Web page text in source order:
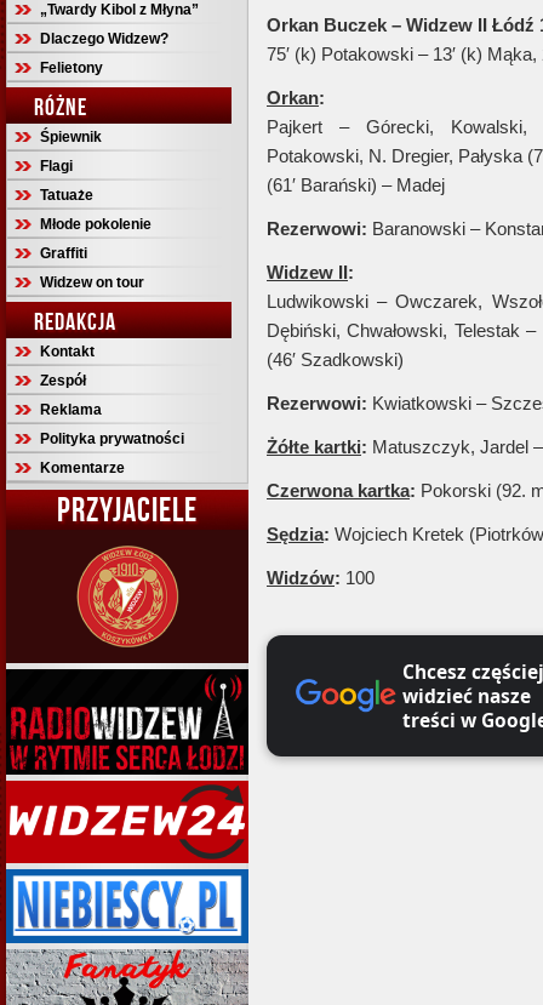
„Twardy Kibol z Młyna”
Dlaczego Widzew?
Felietony
RÓŻNE
Śpiewnik
Flagi
Tatuaże
Młode pokolenie
Graffiti
Widzew on tour
REDAKCJA
Kontakt
Zespół
Reklama
Polityka prywatności
Komentarze
PRZYJACIELE
Orkan Buczek – Widzew II Łódź
75′ (k) Potakowski – 13′ (k) Mąka,
Orkan:
Pajkert – Górecki, Kowalski,
Potakowski, N. Dregier, Pałyska
(61′ Barański) – Madej
Rezerwowi: Baranowski –
Widzew II:
Ludwikowski – Owczarek,
Dębiński, Chwałowski, Telestak
(46′ Szadkowski)
Rezerwowi: Kwiatkowski –
Żółte kartki: Matuszczyk, Jardel
Czerwona kartka: Pokorski (92.
Sędzia: Wojciech Kretek
Widzów: 100
Chcesz częściej
widzieć nasze
treści w